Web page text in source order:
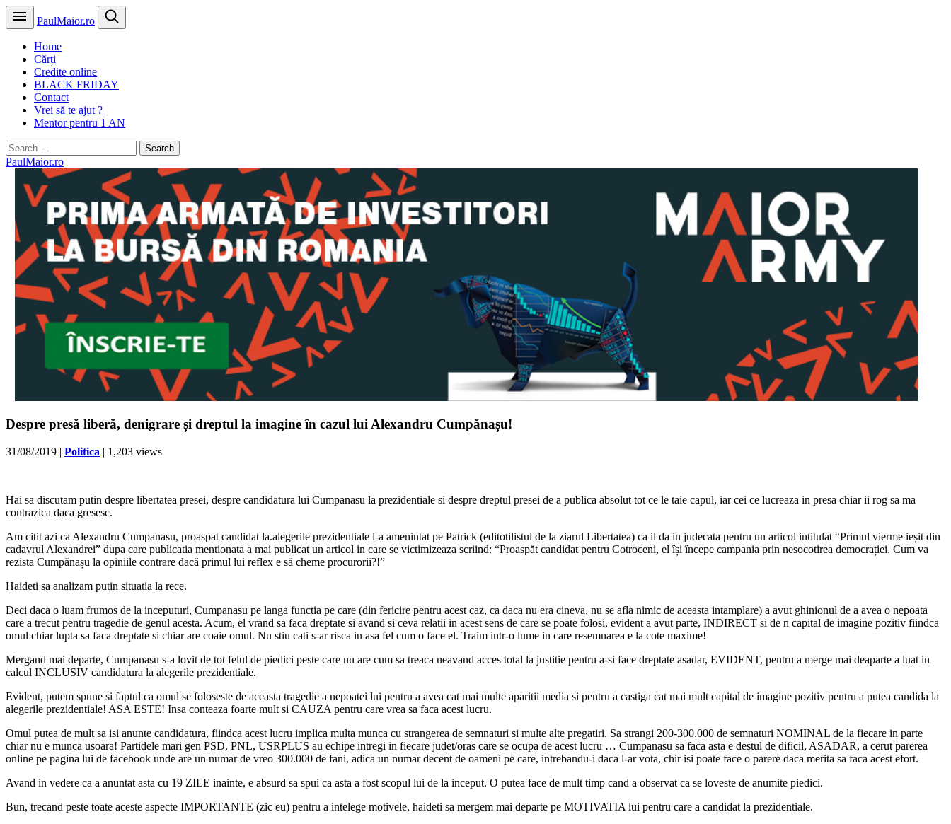
PaulMaior.ro
Home
Cărți
Credite online
BLACK FRIDAY
Contact
Vrei să te ajut ?
Mentor pentru 1 AN
Search
for:
PaulMaior.ro
Despre presă liberă, denigrare și dreptul la imagine în cazul lui Alexandru Cumpănașu!
31/08/2019 | Politica | 1,203 views
Hai sa discutam putin despre libertatea presei, despre candidatura lui Cumpanasu la prezidentiale si despre dreptul presei de a publica absolut tot ce le taie capul, iar cei ce lucreaza in presa chiar ii rog sa ma
contrazica daca gresesc.
Am citit azi ca Alexandru Cumpanasu, proaspat candidat la.alegerile prezidentiale l-a amenintat pe Patrick (editotilistul de la ziarul Libertatea) ca il da in judecata pentru un articol intitulat “Primul vierme ieșit din
cadavrul Alexandrei” dupa care publicatia mentionata a mai publicat un articol in care se victimizeaza scriind: “Proaspăt candidat pentru Cotroceni, el își începe campania prin nesocotirea democrației. Cum va
rezista Cumpănașu la opiniile contrare dacă primul lui reflex e să cheme procurorii?!”
Haideti sa analizam putin situatia la rece.
Deci daca o luam frumos de la inceputuri, Cumpanasu pe langa functia pe care (din fericire pentru acest caz, ca daca nu era cineva, nu se afla nimic de aceasta intamplare) a avut ghinionul de a avea o nepoata
care a trecut pentru tragedie de genul acesta. Acum, el vrand sa faca dreptate si avand si ceva relatii in acest sens de care se poate folosi, evident a avut parte, INDIRECT si de n capital de imagine pozitiv fiindca
omul chiar lupta sa faca dreptate si chiar are coaie omul. Nu stiu cati s-ar risca in asa fel cum o face el. Traim intr-o lume in care resemnarea e la cote maxime!
Mergand mai departe, Cumpanasu s-a lovit de tot felul de piedici peste care nu are cum sa treaca neavand acces total la justitie pentru a-si face dreptate asadar, EVIDENT, pentru a merge mai deaparte a luat in
calcul INCLUSIV candidatura la alegerile prezidentiale.
Evident, putem spune si faptul ca omul se foloseste de aceasta tragedie a nepoatei lui pentru a avea cat mai multe aparitii media si pentru a castiga cat mai mult capital de imagine pozitiv pentru a putea candida la
alegerile prezidentiale! ASA ESTE! Insa conteaza foarte mult si CAUZA pentru care vrea sa faca acest lucru.
Omul putea de mult sa isi anunte candidatura, fiindca acest lucru implica multa munca cu strangerea de semnaturi si multe alte pregatiri. Sa strangi 200-300.000 de semnaturi NOMINAL de la fiecare in parte
chiar nu e munca usoara! Partidele mari gen PSD, PNL, USRPLUS au echipe intregi in fiecare judet/oras care se ocupa de acest lucru … Cumpanasu sa faca asta e destul de dificil, ASADAR, a cerut parerea
online pe pagina lui de facebook unde are un numar de vreo 300.000 de fani, adica un numar decent de oameni pe care, intrebandu-i daca l-ar vota, chir isi poate face o parere daca merita sa faca acest efort.
Avand in vedere ca a anuntat asta cu 19 ZILE inainte, e absurd sa spui ca asta a fost scopul lui de la inceput. O putea face de mult timp cand a observat ca se loveste de anumite piedici.
Bun, trecand peste toate aceste aspecte IMPORTANTE (zic eu) pentru a intelege motivele, haideti sa mergem mai departe pe MOTIVATIA lui pentru care a candidat la prezidentiale.